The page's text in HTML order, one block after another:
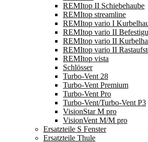
REMItop II Schiebehaube
REMItop streamline
REMItop vario I
REMItop vario II
REMItop vario II
REMItop vario II
REMItop vista
Schlösser
Turbo-Vent 28
Turbo-Vent Premium
Turbo-Vent Pro
Turbo-Vent/Turbo-Vent P3
VisionStar M pro
VisionVent M/M pro
Ersatzteile S Fenster
Ersatzteile Thule